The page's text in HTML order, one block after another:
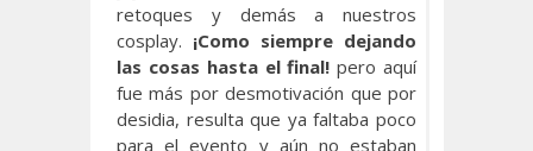
retoques y demás a nuestros
cosplay. ¡Como siempre dejando
las cosas hasta el final!pero aquí
fue más por desmotivación que por
desidia, resulta que ya faltaba poco
para el evento y aún no estaban